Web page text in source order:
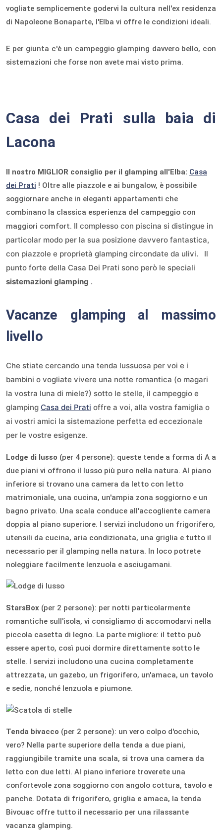
vogliate semplicemente godervi la cultura nell'ex residenza
di Napoleone Bonaparte, l'Elba vi offre le condizioni ideali.
E per giunta c'è un campeggio glamping davvero bello, con
sistemazioni che forse non avete mai visto prima.
Casa dei Prati sulla baia di
Lacona
Il nostro MIGLIOR consiglio per il glamping all'Elba: Casa
dei Prati ! Oltre alle piazzole e ai bungalow, è possibile
soggiornare anche in eleganti appartamenti che
combinano la classica esperienza del campeggio con
maggiori comfort. Il complesso con piscina si distingue in
particolar modo per la sua posizione davvero fantastica,
con piazzole e proprietà glamping circondate da ulivi.
Il
punto forte della Casa Dei Prati sono però le speciali
sistemazioni glamping .
Vacanze glamping al massimo
livello
Che stiate cercando una tenda lussuosa per voi e i
bambini o vogliate vivere una notte romantica (o magari
la vostra luna di miele?) sotto le stelle, il campeggio e
glamping Casa dei Prati offre a voi, alla vostra famiglia o
ai vostri amici la sistemazione perfetta ed eccezionale
per le vostre esigenze.
Lodge di lusso (per 4 persone): queste tende a forma di A a
due piani vi offrono il lusso più puro nella natura. Al piano
inferiore si trovano una camera da letto con letto
matrimoniale, una cucina, un'ampia zona soggiorno e un
bagno privato. Una scala conduce all'accogliente camera
doppia al piano superiore. I servizi includono un frigorifero,
utensili da cucina, aria condizionata, una griglia e tutto il
necessario per il glamping nella natura. In loco potrete
noleggiare facilmente lenzuola e asciugamani.
StarsBox (per 2 persone): per notti particolarmente
romantiche sull'isola, vi consigliamo di accomodarvi nella
piccola casetta di legno. La parte migliore: il tetto può
essere aperto, così puoi dormire direttamente sotto le
stelle. I servizi includono una cucina completamente
attrezzata, un gazebo, un frigorifero, un'amaca, un tavolo
e sedie, nonché lenzuola e piumone.
Tenda bivacco (per 2 persone): un vero colpo d'occhio,
vero? Nella parte superiore della tenda a due piani,
raggiungibile tramite una scala, si trova una camera da
letto con due letti. Al piano inferiore troverete una
confortevole zona soggiorno con angolo cottura, tavolo e
panche. Dotata di frigorifero, griglia e amaca, la tenda
Bivouac offre tutto il necessario per una rilassante
vacanza glamping.